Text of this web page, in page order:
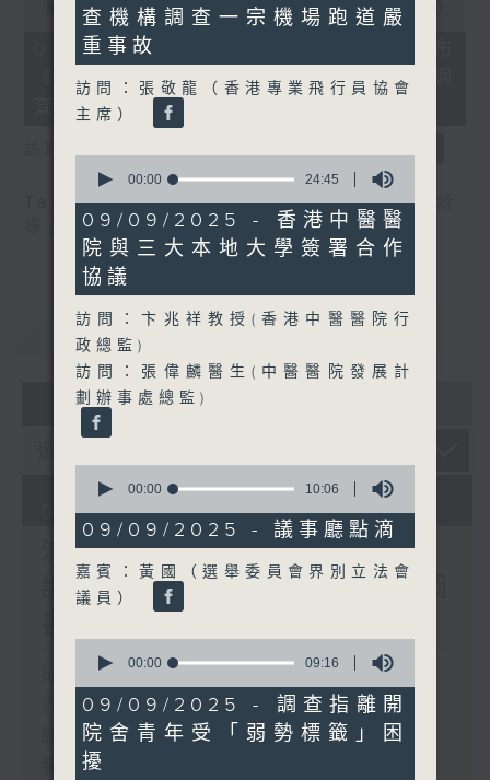
seconds
minutes,
seconds
00:00 09:48
07/08/2026 - 服務業總工會公布
《預防工作時中暑指引》執行情況調
查結果
Tag: 中暑,工作暑熱警告,流動圖書館,申訴
自助圖書站, 預防工作時中暑指引
重溫 CATCHUP
07 - 08
07/08/2026
流動圖書館使用人數參差 申
訴專員主動調查康文署三項圖
足本 Full (HKT 17:00 - 18:00)
流動圖書館使用人數參差 申訴專員主動
調查康文署三項圖書館服務
服務業總工會公布《預防工作時中暑指
17
seconds
查機構調查一宗機場跑道嚴
重事故
訪問：張敬龍（香港專業飛行員協會
主席）
seconds
24
minutes,
45
seconds
00:00 24:45
09/09/2025 - 香港中醫醫
院與三大本地大學簽署合作
協議
訪問：卞兆祥教授(香港中醫醫院行
政總監)
訪問：張偉麟醫生(中醫醫院發展計
劃辦事處總監)
seconds
10
minutes,
6
seconds
00:00 10:06
09/09/2025 - 議事廳點滴
嘉賓：黃國（選舉委員會界別立法會
議員）
seconds
9
minutes,
16
seconds
00:00 09:16
09/09/2025 - 調查指離開
院舍青年受「弱勢標籤」困
擾